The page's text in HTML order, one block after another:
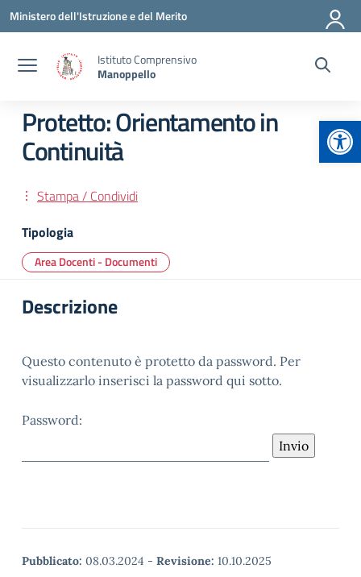
Vai ai contenuti
Vai al menu di navigazione
Vai al footer
Ministero dell'Istruzione e del Merito
Istituto Comprensivo
Manoppello
Protetto: Orientamento in
Continuità
Stampa / Condividi
Tipologia
Area Docenti - Documenti
Descrizione
Questo contenuto è protetto da password. Per
visualizzarlo inserisci la password qui sotto.
Password:
Pubblicato: 08.03.2024 - Revisione: 10.10.2025